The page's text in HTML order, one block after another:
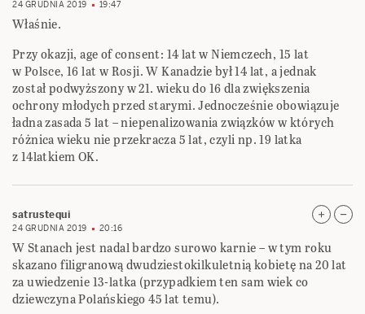
24 GRUDNIA 2019 19:47
Właśnie.
Przy okazji, age of consent: 14 lat w Niemczech, 15 lat
w Polsce, 16 lat w Rosji. W Kanadzie był 14 lat, a jednak
został podwyższony w 21. wieku do 16 dla zwiększenia
ochrony młodych przed starymi. Jednocześnie obowiązuje
ładna zasada 5 lat – niepenalizowania związków w których
różnica wieku nie przekracza 5 lat, czyli np. 19 latka
z 14latkiem OK.
satrustequi
24 GRUDNIA 2019 20:16
W Stanach jest nadal bardzo surowo karnie – w tym roku
skazano filigranową dwudziestokilkuletnią kobietę na 20 lat
za uwiedzenie 13-latka (przypadkiem ten sam wiek co
dziewczyna Polańskiego 45 lat temu).